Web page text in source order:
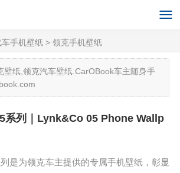
车手机壁纸 > 领克手机壁纸
壁纸,领克汽车壁纸.CarOBook车主随身手
系列｜Lynk&Co 05 Phone Wallp
是为领克车主提供的专属手机壁纸，彰显